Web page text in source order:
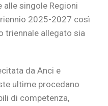
singole Regioni
2025-2027 così
triennale allegato sia
da Anci e
ultime procedano
di competenza,